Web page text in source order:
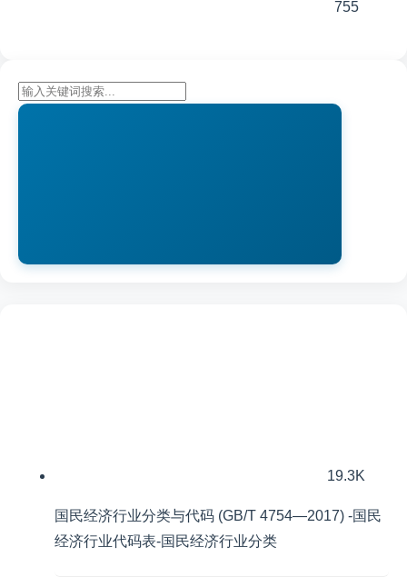
755
19.3K
国民经济行业分类与代码 (GB/T 4754—2017) -国民
经济行业代码表-国民经济行业分类